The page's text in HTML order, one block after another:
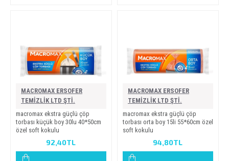
MACROMAX ERSOFER
TEMİZLİK LTD ŞTİ.
macromax ekstra güçlü çöp
torbasi küçük boy 30lu 40*50cm
özel soft kokulu
92,40TL
MACROMAX ERSOFER
TEMİZLİK LTD ŞTİ.
macromax ekstra güçlü çöp
torbasi orta boy 15li̇ 55*60cm özel
soft kokulu
94,80TL